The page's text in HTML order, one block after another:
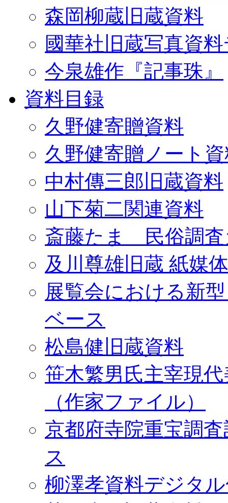
森岡柳蔵旧蔵資料
國華社旧蔵写真資
今泉雄作『記事珠』
資料目録
久野健寄贈資料
久野健寄贈ノート
中村傳三郎旧蔵資料
山下菊二関連資料
斎藤たま 民俗調査
及川尊雄旧蔵 紙媒
展覧会における新
ベース
松島健旧蔵資料
笹木繁男氏主宰現
（作家ファイル）
京都府寺院重宝調
ス
柳澤孝資料デジタ